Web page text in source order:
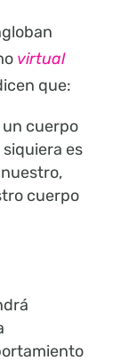
virtual
que:
un cuerpo
es
cuerpo